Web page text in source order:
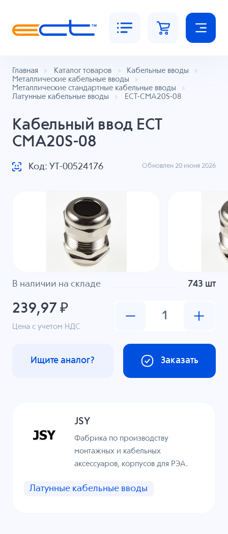
Главная Каталог товаров
Кабельные вводы
Металлические кабельные вводы
Металлические стандартные кабельные вводы
Латунные кабельные вводы
ECT-CMA20S-08
Кабельный ввод ECT
CMA20S-08
Код: УТ-00524176 Обновлен 20 июня 2026
В наличии на складе 743 шт
239,97 ₽
Цена с учетом НДС
Заказать
Ищите аналог?
JSY
Фабрика по производству
монтажных и кабельных
аксессуаров, корпусов для РЭА.
Латунные кабельные вводы